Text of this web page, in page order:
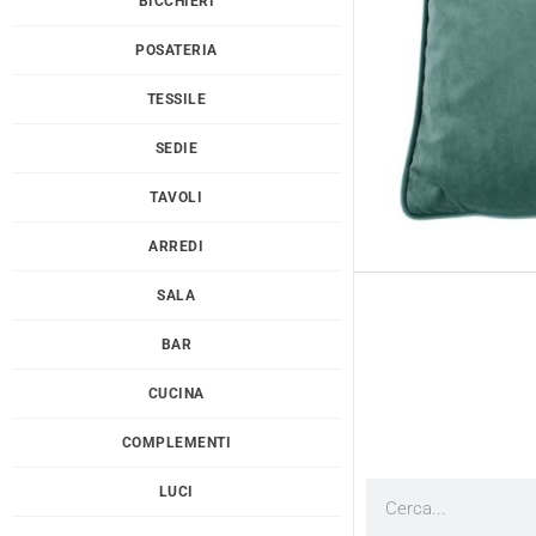
POSATERIA
TESSILE
SEDIE
TAVOLI
ARREDI
SALA
BAR
CUCINA
COMPLEMENTI
LUCI Cerca